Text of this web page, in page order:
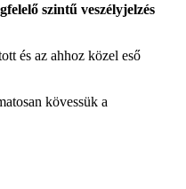
szintű veszélyjelzés
és az ahhoz közel eső
kövessük a